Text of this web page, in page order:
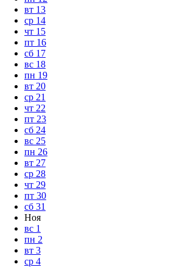
вт 13
ср 14
чт 15
пт 16
сб 17
вс 18
пн 19
вт 20
ср 21
чт 22
пт 23
сб 24
вс 25
пн 26
вт 27
ср 28
чт 29
пт 30
сб 31
Ноя
вс 1
пн 2
вт 3
ср 4